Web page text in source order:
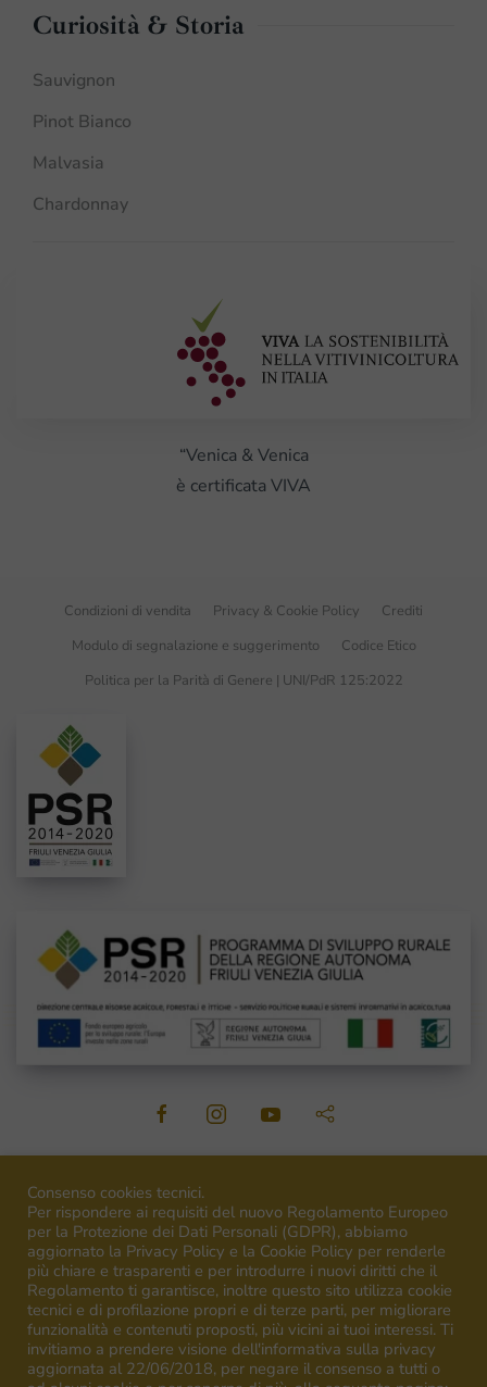
Curiosità & Storia
Sauvignon
Pinot Bianco
Malvasia
Chardonnay
“Venica & Venica
è certificata VIVA
Condizioni di vendita Privacy & Cookie Policy
Crediti
Modulo di segnalazione e suggerimento
Codice Etico
Politica per la Parità di Genere | UNI/PdR 125:2022
Campagna finanziata ai sensi del regolamento UE n.1308/13
Campaign financed according to EU regulation n.1308/13
Consenso cookies tecnici.
Per rispondere ai requisiti del nuovo Regolamento Europeo
per la Protezione dei Dati Personali (GDPR), abbiamo
aggiornato la Privacy Policy e la Cookie Policy per renderle
più chiare e trasparenti e per introdurre i nuovi diritti che il
Regolamento ti garantisce, inoltre questo sito utilizza cookie
tecnici e di profilazione propri e di terze parti, per migliorare
funzionalità e contenuti proposti, più vicini ai tuoi interessi. Ti
invitiamo a prendere visione dell'informativa sulla privacy
aggiornata al 22/06/2018, per negare il consenso a tutti o